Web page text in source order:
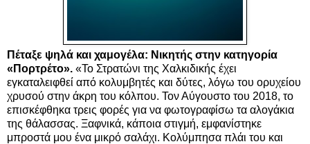
Πέταξε ψηλά και χαμογέλα: Νικητής στην κατηγορία
«Πορτρέτο». «Το Στρατώνι της Χαλκιδικής έχει
εγκαταλειφθεί από κολυμβητές και δύτες, λόγω του ορυχείου
χρυσού στην άκρη του κόλπου. Τον Αύγουστο του 2018, το
επισκέφθηκα τρεις φορές για να φωτογραφίσω τα αλογάκια
της θάλασσας. Ξαφνικά, κάποια στιγμή, εμφανίστηκε
μπροστά μου ένα μικρό σαλάχι. Κολύμπησα πλάι του και